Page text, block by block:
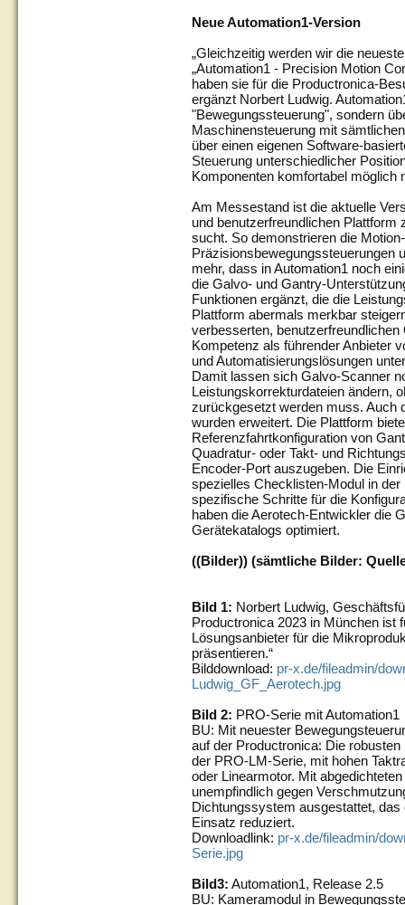
Neue Automation1-Version
„Gleichzeitig werden wir die
„Automation1 - Precision Motion
haben sie für die Productronica-
ergänzt Norbert Ludwig.
"Bewegungssteuerung", sondern
Maschinensteuerung mit
über einen eigenen Software-
Steuerung unterschiedlicher
Komponenten komfortabel möglich
Am Messestand ist die aktuelle
und benutzerfreundlichen
sucht. So demonstrieren die
Präzisionsbewegungssteuerungen
mehr, dass in Automation1 noch
die Galvo- und Gantry-
Funktionen ergänzt, die die
Plattform abermals merkbar
verbesserten,
Kompetenz als führender Anbieter
und Automatisierungslösungen
Damit lassen sich Galvo-Scanner
Leistungskorrekturdateien ändern,
zurückgesetzt werden muss. Auch
wurden erweitert. Die Plattform
Referenzfahrtkonfiguration von
Quadratur- oder Takt- und
Encoder-Port auszugeben. Die
spezielles Checklisten-Modul in
spezifische Schritte für die
haben die Aerotech-Entwickler die
Gerätekatalogs optimiert.
((Bilder)) (sämtliche Bilder:
Bild 1: Norbert Ludwig,
Productronica 2023 in München ist
Lösungsanbieter für die
präsentieren.“
Bilddownload: pr-x.de/fileadmin/
Ludwig_GF_Aerotech.jpg
Bild 2: PRO-Serie mit Automation1
BU: Mit neuester
auf der Productronica: Die
der PRO-LM-Serie, mit hohen
oder Linearmotor. Mit
unempfindlich gegen
Dichtungssystem ausgestattet,
Einsatz reduziert.
Downloadlink: pr-x.de/fileadmin/
Serie.jpg
Bild3: Automation1, Release 2.5
BU: Kameramodul in